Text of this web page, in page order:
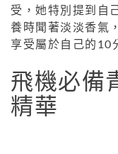
受，她特別提到自
養時聞著淡淡香氣
享受屬於自己的10
飛機必備
精華